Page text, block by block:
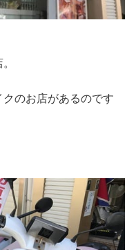
のお店があるのです